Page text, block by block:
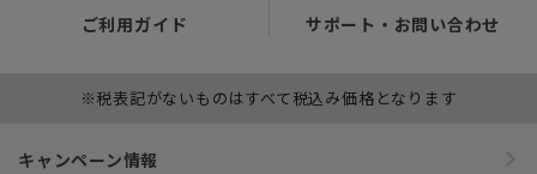
ご利用ガイド サポート・お問い合わせ
※税表記がないものはすべて税込み価格となります
キャンペーン情報